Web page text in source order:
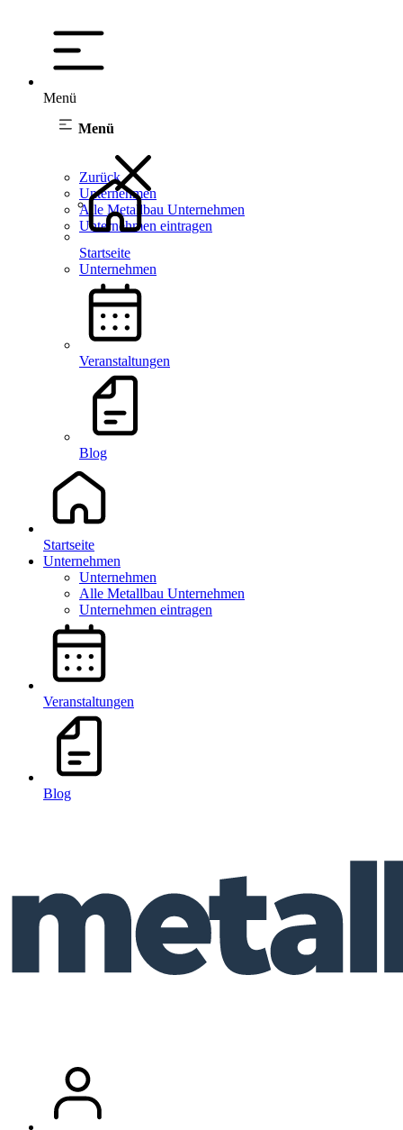
Menü
Menü
Startseite
Unternehmen
Veranstaltungen
Blog
Zurück
Unternehmen
Alle Metallbau Unternehmen
Unternehmen eintragen
Startseite
Unternehmen
Unternehmen
Alle Metallbau Unternehmen
Unternehmen eintragen
Veranstaltungen
Blog